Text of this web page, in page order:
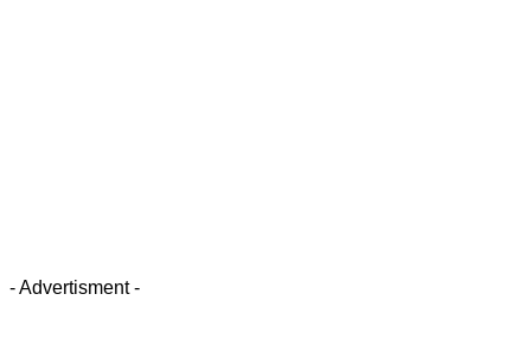
- Advertisment -